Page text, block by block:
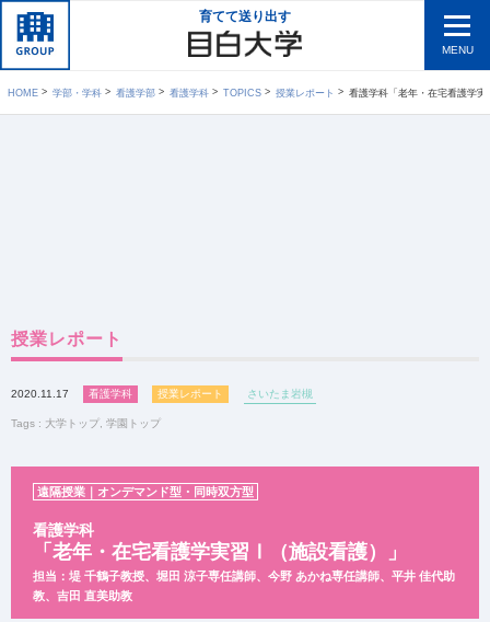
育てて送り出す
MENU
HOME 学部・学科 看護学部 看護学科 TOPICS 授業レポート 看護学科「老年・在宅看護学実習Ⅰ（施設看護）」遠隔授業
授業レポート
2020.11.17 看護学科 授業レポート さいたま岩槻
Tags : 大学トップ 学園トップ
遠隔授業｜オンデマンド型・同時双方型
看護学科
「老年・在宅看護学実習Ⅰ（施設看護）」
担当：堤 千鶴子教授、堀田 涼子専任講師、今野 あかね専任講師、 平井 佳代助
教、吉田 直美助教